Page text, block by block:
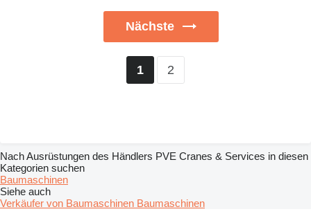
Nächste
1 2
Nach Ausrüstungen des Händlers PVE Cranes & Services in diesen
Kategorien suchen
Baumaschinen
Siehe auch
Verkäufer von Baumaschinen Baumaschinen